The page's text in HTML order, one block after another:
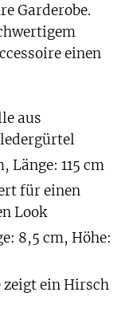
Garderobe.
einen
aus
Länge: 115 cm
für einen
Look
8,5 cm, Höhe:
ein Hirsch